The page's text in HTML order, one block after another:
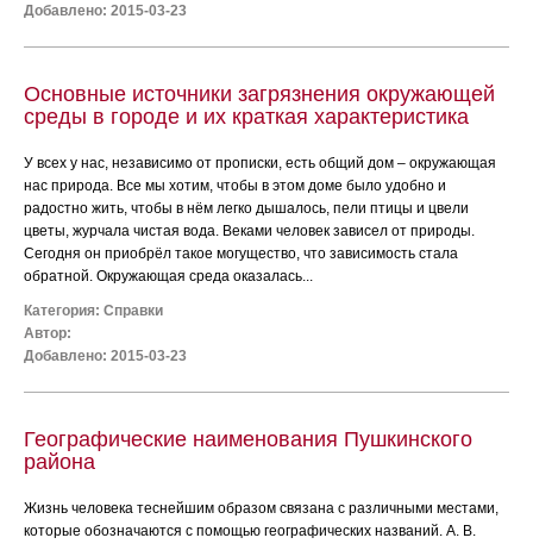
Добавлено: 2015-03-23
Основные источники загрязнения окружающей
среды в городе и их краткая характеристика
У всех у нас, независимо от прописки, есть общий дом – окружающая
нас природа. Все мы хотим, чтобы в этом доме было удобно и
радостно жить, чтобы в нём легко дышалось, пели птицы и цвели
цветы, журчала чистая вода. Веками человек зависел от природы.
Сегодня он приобрёл такое могущество, что зависимость стала
обратной. Окружающая среда оказалась...
Категория: Справки
Автор:
Добавлено: 2015-03-23
Географические наименования Пушкинского
района
Жизнь человека теснейшим образом связана с различными местами,
которые обозначаются с помощью географических названий. А. В.